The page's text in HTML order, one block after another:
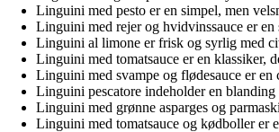
Linguini med pesto er en simpel, men
Linguini med rejer og hvidvinssauce er
Linguini al limone er frisk og syrlig med
Linguini med tomatsauce er en klassiker,
Linguini med svampe og flødesauce er en
Linguini pescatore indeholder en
Linguini med grønne asparges og
Linguini med tomatsauce og kødboller er